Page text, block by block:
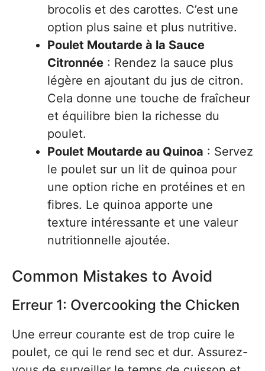
brocolis et des carottes. C’est une
option plus saine et plus nutritive.
Poulet Moutarde à la Sauce
Citronnée : Rendez la sauce plus
légère en ajoutant du jus de citron.
Cela donne une touche de fraîcheur
et équilibre bien la richesse du
poulet.
Poulet Moutarde au Quinoa : Servez
le poulet sur un lit de quinoa pour
une option riche en protéines et en
fibres. Le quinoa apporte une
texture intéressante et une valeur
nutritionnelle ajoutée.
Common Mistakes to Avoid
Erreur 1: Overcooking the Chicken
Une erreur courante est de trop cuire le
poulet, ce qui le rend sec et dur. Assurez-